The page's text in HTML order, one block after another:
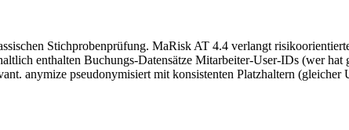
Stichprobenprüfung. MaRisk AT 4.4 verlangt
enthalten Buchungs-Datensätze Mitarbeiter-User-IDs (wer
anymize pseudonymisiert mit konsistenten Platzhaltern